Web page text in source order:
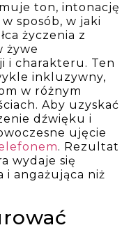
ton, intonację
sposób, w jaki
życzenia z
żywe
i charakteru. Ten
inkluzywny,
w różnym
Aby uzyskać
dźwięku i
ujęcie
. Rezultat
wydaje się
i angażująca niż